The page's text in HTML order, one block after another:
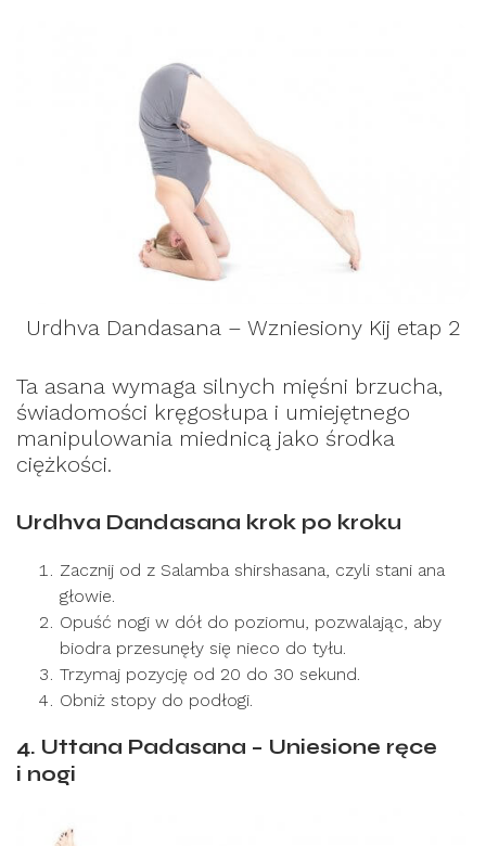
Urdhva Dandasana – Wzniesiony Kij etap 2
Ta asana wymaga silnych mięśni brzucha,
świadomości kręgosłupa i umiejętnego
manipulowania miednicą jako środka
ciężkości.
Urdhva Dandasana krok po kroku
Zacznij od z Salamba shirshasana, czyli stani ana
głowie.
Opuść nogi w dół do poziomu, pozwalając, aby
biodra przesunęły się nieco do tyłu.
Trzymaj pozycję od 20 do 30 sekund.
Obniż stopy do podłogi.
4. Uttana Padasana – Uniesione ręce
i nogi